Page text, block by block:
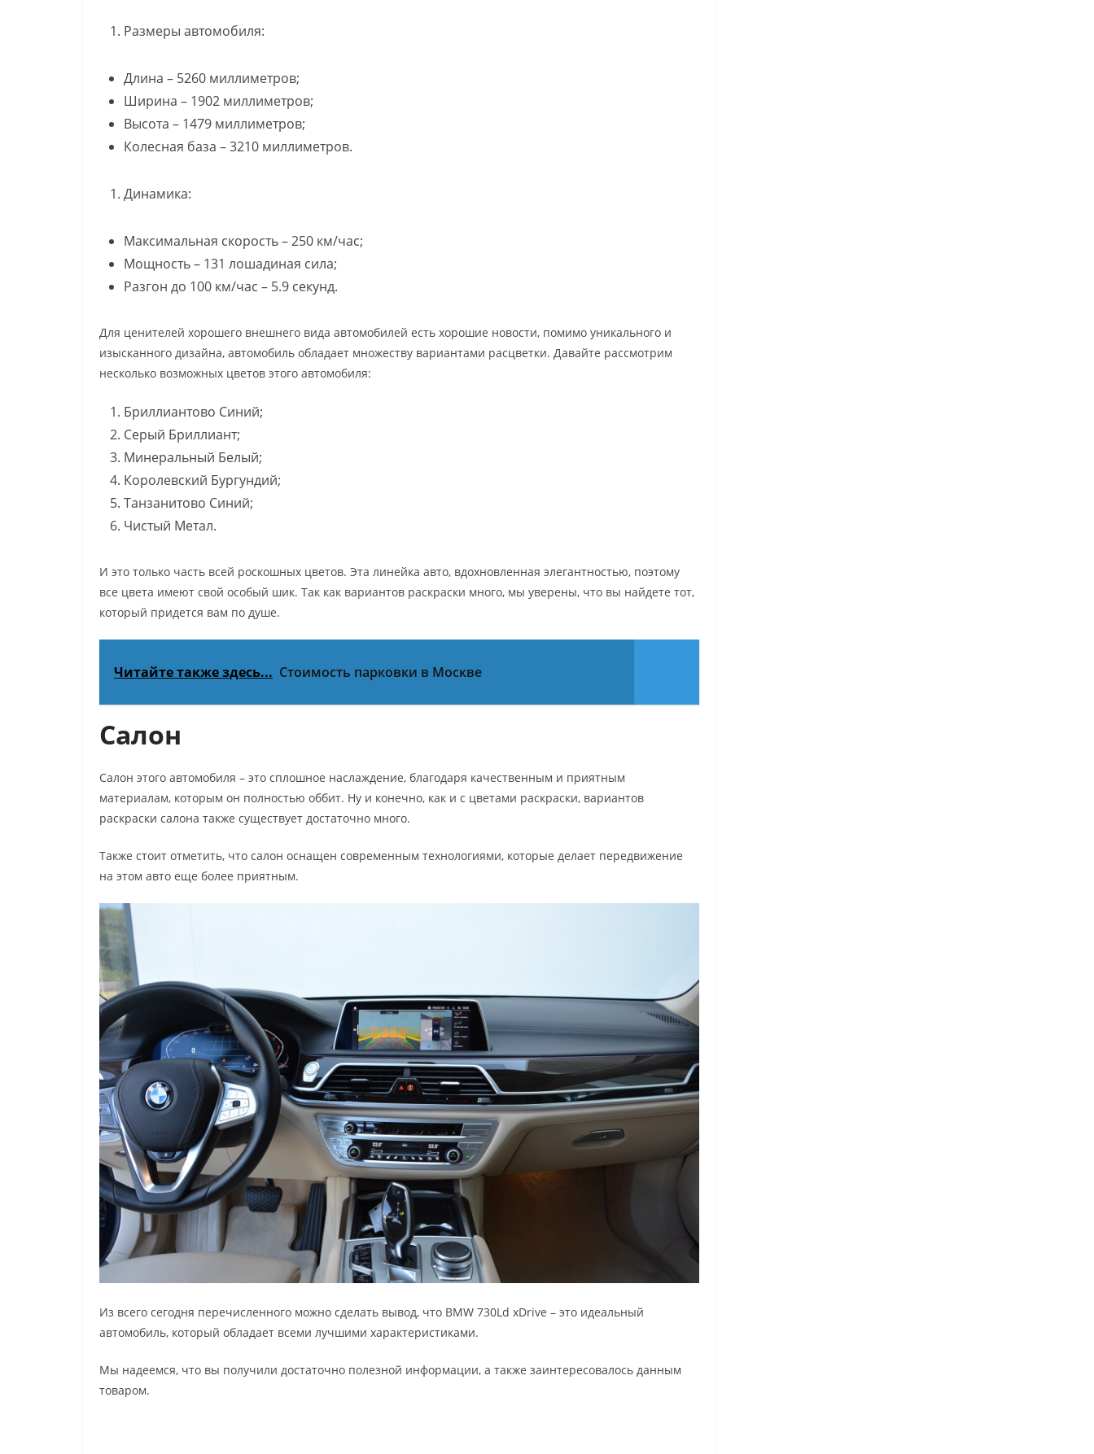
Размеры автомобиля:
Длина – 5260 миллиметров;
Ширина – 1902 миллиметров;
Высота – 1479 миллиметров;
Колесная база – 3210 миллиметров.
Динамика:
Максимальная скорость – 250 км/час;
Мощность – 131 лошадиная сила;
Разгон до 100 км/час – 5.9 секунд.
Для ценителей хорошего внешнего вида автомобилей есть хорошие новости, помимо уникального и
изысканного дизайна, автомобиль обладает множеству вариантами расцветки. Давайте рассмотрим
несколько возможных цветов этого автомобиля:
Бриллиантово Синий;
Серый Бриллиант;
Минеральный Белый;
Королевский Бургундий;
Танзанитово Синий;
Чистый Метал.
И это только часть всей роскошных цветов. Эта линейка авто, вдохновленная элегантностью, поэтому
все цвета имеют свой особый шик. Так как вариантов раскраски много, мы уверены, что вы найдете тот,
который придется вам по душе.
Читайте также здесь... Стоимость парковки в Москве
Салон
Салон этого автомобиля – это сплошное наслаждение, благодаря качественным и приятным
материалам, которым он полностью оббит. Ну и конечно, как и с цветами раскраски, вариантов
раскраски салона также существует достаточно много.
Также стоит отметить, что салон оснащен современным технологиями, которые делает передвижение
на этом авто еще более приятным.
Из всего сегодня перечисленного можно сделать вывод, что BMW 730Ld xDrive – это идеальный
автомобиль, который обладает всеми лучшими характеристиками.
Мы надеемся, что вы получили достаточно полезной информации, а также заинтересовалось данным
товаром.